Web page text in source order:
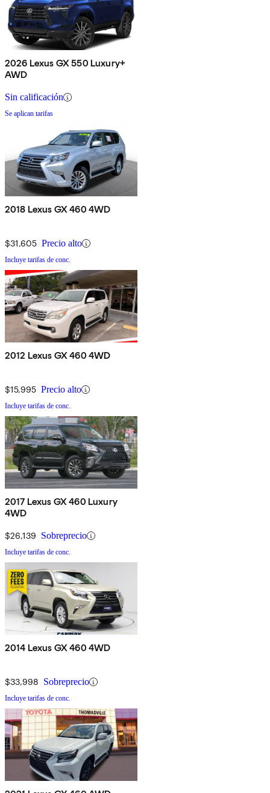
2026 Lexus GX 550 Luxury+
AWD
Sin calificación
Se aplican tarifas
2018 Lexus GX 460 4WD
$31,605 Precio alto
Incluye tarifas de conc.
2012 Lexus GX 460 4WD
$15,995 Precio alto
Incluye tarifas de conc.
2017 Lexus GX 460 Luxury
4WD
$26,139 Sobreprecio
Incluye tarifas de conc.
2014 Lexus GX 460 4WD
$33,998 Sobreprecio
Incluye tarifas de conc.